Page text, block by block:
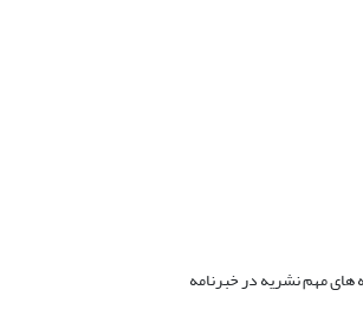
های مهم نشریه در خبرنامه